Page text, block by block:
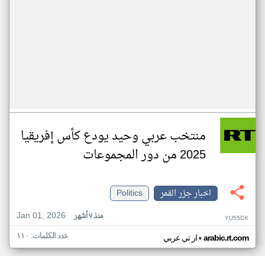
منتخب عربي وحيد يودع كأس إفريقيا
2025 من دور المجموعات
اخبار جزر القمر
Politics
Jan 01, 2026
منذ ٧ أشهر YU55DX
ار تي عربي• arabic.rt.com عدد الكلمات: ١١٠